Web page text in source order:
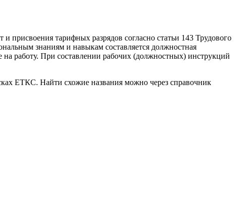
и присвоения тарифных разрядов согласно статьи 143 Трудового
знаниям и навыкам составляется должностная
работу. При составлении рабочих (должностных) инструкций
ЕТКС. Найти схожие названия можно через справочник